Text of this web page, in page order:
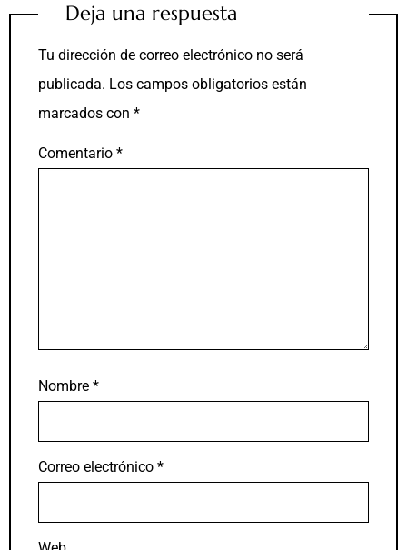
Deja una respuesta
Tu dirección de correo electrónico no será
publicada. Los campos obligatorios están
marcados con *
Comentario *
Nombre *
Correo electrónico *